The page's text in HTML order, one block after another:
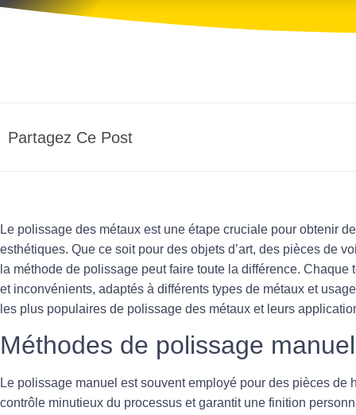
Partagez Ce Post
Le polissage des métaux est une étape cruciale pour obtenir
esthétiques. Que ce soit pour des objets d’art, des pièces de
la méthode de polissage peut faire toute la différence.
et inconvénients, adaptés à différents types de métaux et
les plus populaires de polissage des métaux et leurs
Méthodes de polissage manuel
Le polissage manuel est souvent employé pour des pièces de
contrôle minutieux du processus et garantit une finition